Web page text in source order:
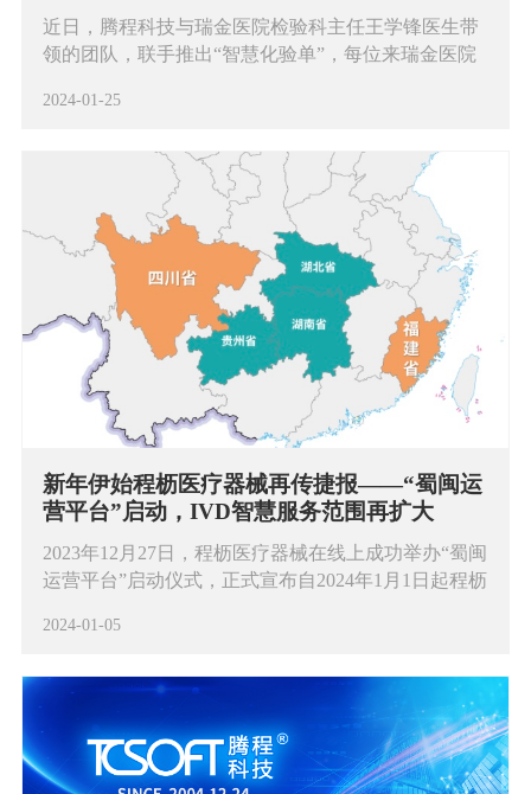
近日，腾程科技与瑞金医院检验科主任王学锋医生带
领的团队，联手推出“智慧化验单”，每位来瑞金医院
验单，上面印有两个系统讲解的二维码，扫码后便可
解检查单相关指标，还能科学指导有心血管疾病风险
2024-01-25
新年伊始程枥医疗器械再传捷报——“蜀闽运
营平台”启动，IVD智慧服务范围再扩大
2023年12月27日，程枥医疗器械在线上成功举办“蜀闽
运营平台”启动仪式，正式宣布自2024年1月1日起程枥
2024-01-05